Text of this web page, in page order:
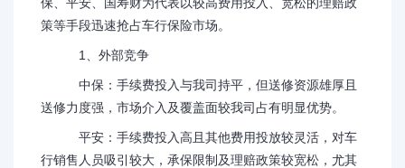
策等手段迅速抢占车行保险市场。
1、外部竞争
中保：手续费投入与我司持平，但送修资源雄厚且
送修力度强，市场介入及覆盖面较我司占有明显优势。
平安：手续费投入高且其他费用投放较灵活，对车
行销售人员吸引较大，承保限制及理赔政策较宽松，尤其